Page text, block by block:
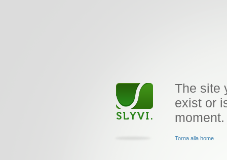
The site
exist or
moment.
Torna alla home